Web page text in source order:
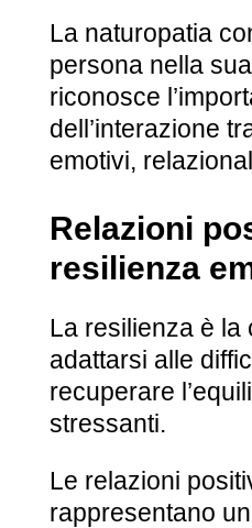
La naturopatia
persona nella
riconosce
dell’interazione
emotivi,
Relazioni
resilienza
La resilienza è la
adattarsi alle
recuperare
stressanti.
Le relazioni
rappresentano